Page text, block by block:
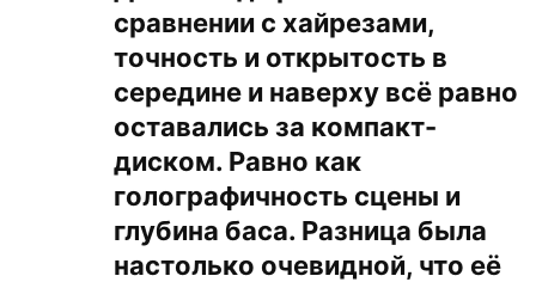
сравнении с хайрезами,
точность и открытость в
середине и наверху всё равно
оставались за компакт-
диском. Равно как
голографичность сцены и
глубина баса. Разница была
настолько очевидной, что её